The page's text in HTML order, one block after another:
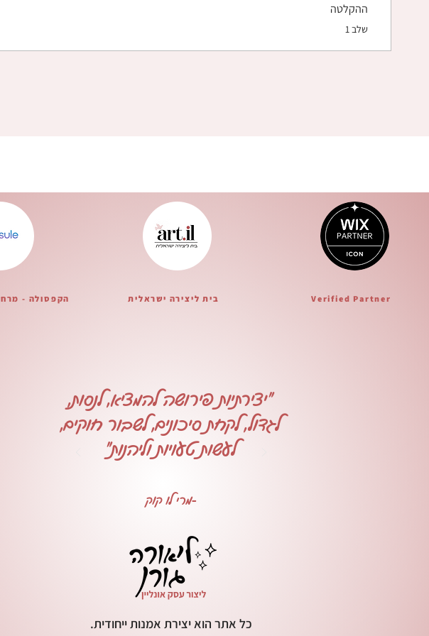
ההקלטה
.שלב 1
כל אתר הוא יצירת אמנות ייחודית.
"יצירתיות פירושה להמציא, לנסות,
לגדול, לקחת סיכונים, לשבור חוקים,
לעשות טעויות וליהנות"
-מרי לו קוק
הקפסולה - בית ליצירה ישראלית Verified Partner